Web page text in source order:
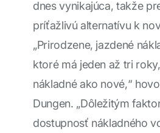
dnes vynikajúca, takže
príťažlivú alternatívu k
„Prirodzene, jazdené
ktoré má jeden až tri
nákladné ako nové,“
Dungen. „Dôležitým
dostupnosť nákladného